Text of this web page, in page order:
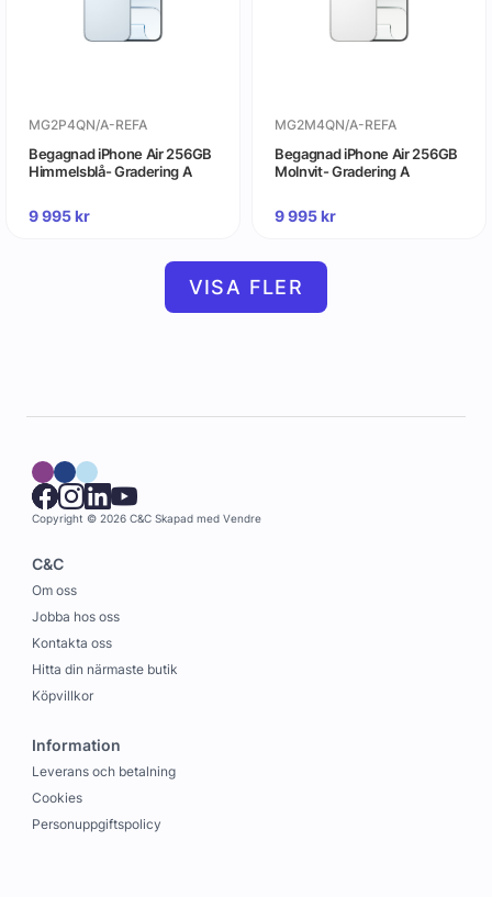
MG2P4QN/A-REFA
Begagnad iPhone Air 256GB
Himmelsblå- Gradering A
9 995kr
MG2M4QN/A-REFA
Begagnad iPhone Air 256GB
Molnvit- Gradering A
9 995kr
VISA FLER
Copyright © 2026 C&C Skapad med Vendre
C&C
Om oss
Jobba hos oss
Kontakta oss
Hitta din närmaste butik
Köpvillkor
Information
Leverans och betalning
Cookies
Personuppgiftspolicy